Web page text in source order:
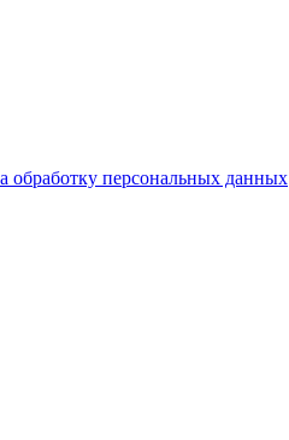
обработку персональных данных